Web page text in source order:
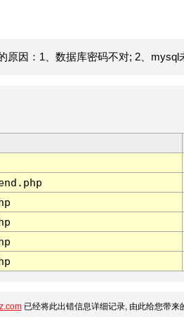
因：1、数据库密码不对; 2、mysql
已经将此出错信息详细记录, 由此给您带来